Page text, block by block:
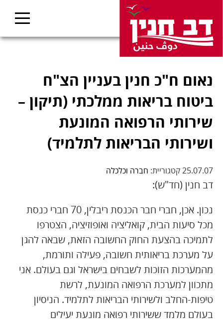
נאום ח"כ חנין בעניין הצ"ח
ביטוח בריאות ממלכתי (תיקון –
שירותי הרפואה המונעת
ושירותי הבריאות לתלמיד)
25.07.07 קטגוריית: חברה וכלכלה
דב חנין (חד"ש):
נכון. אכן, חברי חבר הכנסת ריבלין, ‎70 חברי כנסת
מכל סיעות הבית, קואליציה ואופוזיציה, הצטרפו
לתמיכה בהצעת החוק החשובה הזאת, שבאה להגן
על מערכת בריאותית חשובה, פעילה ותורמת,
מהמערכות הזוכות לשבחים בישראל וגם בעולם. אני
מתכוון למערכת הרפואה המונעת, לרשת
טיפות-החלב ולשירותי הבריאות לתלמיד. הניסיון
בעולם מלמד ששירותי רפואה מונעת יעילים